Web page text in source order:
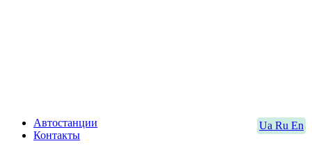
Ua Ru En
Автостанции
Контакты